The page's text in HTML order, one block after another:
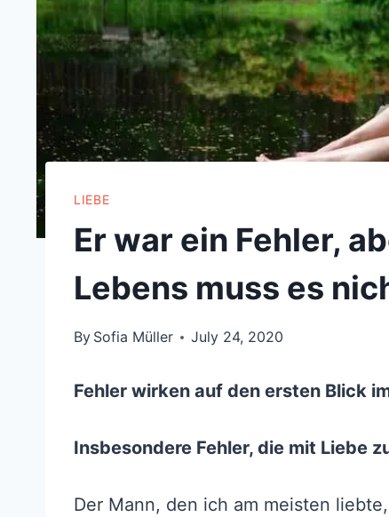
LIEBE
Er war ein Fehler,
Lebens muss es
By Sofia Müller July 24, 2020
Fehler wirken auf den ersten Blick
Insbesondere Fehler, die mit Liebe
Der Mann, den ich am meisten